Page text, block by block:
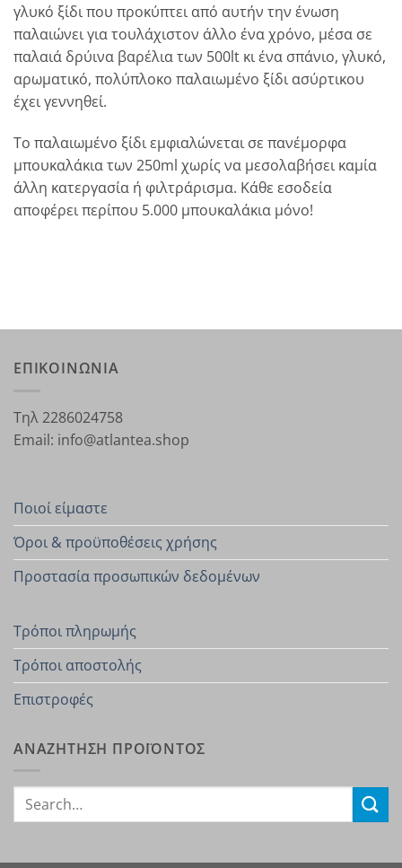
γλυκό ξίδι που προκύπτει από αυτήν την ένωση
παλαιώνει για τουλάχιστον άλλο ένα χρόνο, μέσα σε
παλαιά δρύινα βαρέλια των 500lt κι ένα σπάνιο, γλυκό,
αρωματικό, πολύπλοκο παλαιωμένο ξίδι ασύρτικου
έχει γεννηθεί.
Το παλαιωμένο ξίδι εμφιαλώνεται σε πανέμορφα
μπουκαλάκια των 250ml χωρίς να μεσολαβήσει καμία
άλλη κατεργασία ή φιλτράρισμα. Κάθε εσοδεία
αποφέρει περίπου 5.000 μπουκαλάκια μόνο!
ΕΠΙΚΟΙΝΩΝΙΑ
Τηλ 2286024758
Email: info@atlantea.shop
Ποιοί είμαστε
Όροι & προϋποθέσεις χρήσης
Προστασία προσωπικών δεδομένων
Τρόποι πληρωμής
Τρόποι αποστολής
Επιστροφές
ΑΝΑΖΗΤΗΣΗ ΠΡΟΪΟΝΤΟΣ
Search